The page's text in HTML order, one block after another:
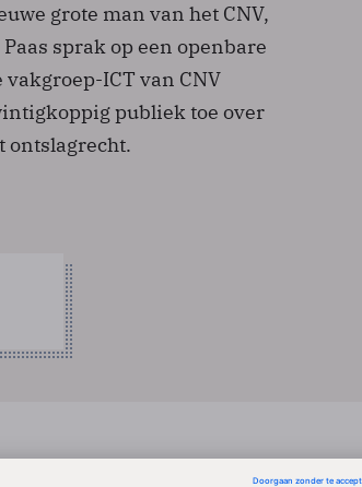
grote man van het CNV,
sprak op een openbare
ICT van CNV
publiek toe over
ontslagrecht.